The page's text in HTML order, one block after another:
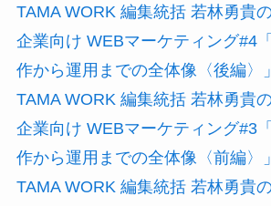
TAMA WORK 編集統括 若林勇貴
企業向け WEBマーケティング#4
作から運用までの全体像〈後編〉」
TAMA WORK 編集統括 若林勇貴
企業向け WEBマーケティング#3
作から運用までの全体像〈前編〉」
TAMA WORK 編集統括 若林勇貴